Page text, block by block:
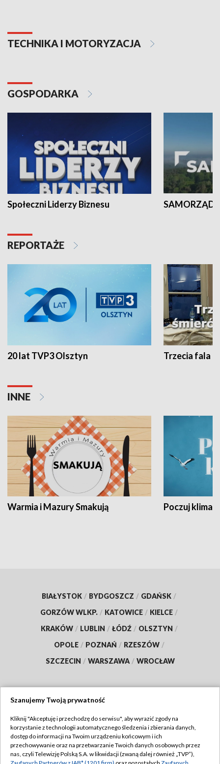
TECHNIKA I MOTORYZACJA
GOSPODARKA
Społeczni Liderzy Biznesu SAMORZĄD
REPORTAŻE
20 lat TVP3 Olsztyn Trzecia fala -
INNE
Warmia i Mazury Smakują Poczuj klimat
BIAŁYSTOK / BYDGOSZCZ / GDAŃSK /
GORZÓW WLKP. / KATOWICE / KIELCE /
KRAKÓW / LUBLIN / ŁÓDŹ / OLSZTYN /
OPOLE / POZNAŃ / RZESZÓW /
SZCZECIN / WARSZAWA / WROCŁAW
TVP
Abonament TVP
Emisja w TVP
Regulamin TVP
Szanujemy Twoją prywatność
Kliknij "Akceptuję i przechodzę do serwisu", aby wyrazić zgody na
korzystanie z technologii automatycznego śledzenia i zbierania danych,
dostęp do informacji na Twoim urządzeniu końcowym i ich
przechowywanie oraz na przetwarzanie Twoich danych osobowych przez
nas, czyli Telewizję Polską S.A. w likwidacji (zwaną dalej również „TVP”),